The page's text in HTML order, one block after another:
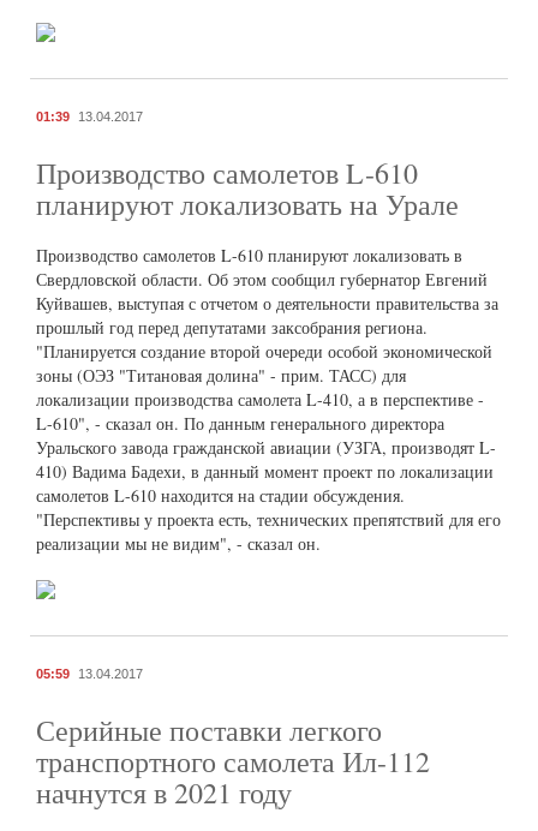
01:39 13.04.2017
Производство самолетов L-610
планируют локализовать на Урале
Производство самолетов L-610 планируют локализовать в
Свердловской области. Об этом сообщил губернатор Евгений
Куйвашев, выступая с отчетом о деятельности правительства за
прошлый год перед депутатами заксобрания региона.
"Планируется создание второй очереди особой экономической
зоны (ОЭЗ "Титановая долина" - прим. ТАСС) для
локализации производства самолета L-410, а в перспективе -
L-610", - сказал он. По данным генерального директора
Уральского завода гражданской авиации (УЗГА, производят L-
410) Вадима Бадехи, в данный момент проект по локализации
самолетов L-610 находится на стадии обсуждения.
"Перспективы у проекта есть, технических препятствий для его
реализации мы не видим", - сказал он.
05:59 13.04.2017
Серийные поставки легкого
транспортного самолета Ил-112
начнутся в 2021 году